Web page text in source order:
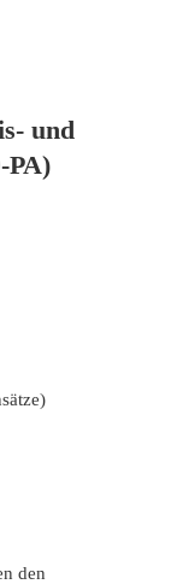
und
PA)
den